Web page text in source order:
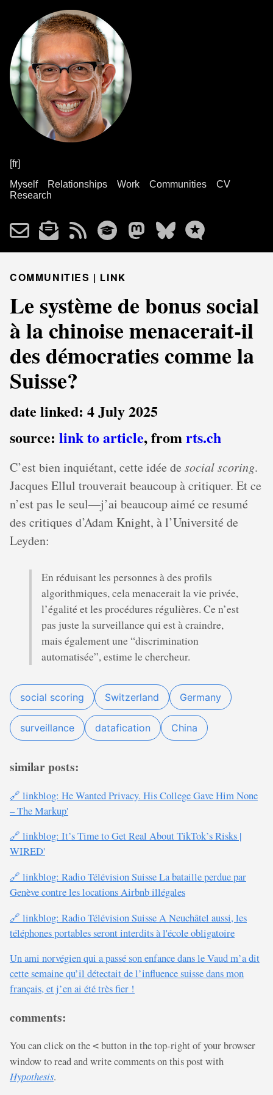
[fr]
Myself
Relationships Work Communities
CV
Research
COMMUNITIES | LINK
Le système de bonus social
à la chinoise menacerait-il
des démocraties comme la
Suisse?
date linked: 4 July 2025
source: link to article, fromrts.ch
C’est bien inquiétant, cette idée de social scoring.
Jacques Ellul trouverait beaucoup à critiquer. Et ce
n’est pas le seul—j’ai beaucoup aimé ce resumé
des critiques d’Adam Knight, à l’Université de
Leyden:
En réduisant les personnes à des profils
algorithmiques, cela menacerait la vie privée,
l’égalité et les procédures régulières. Ce n’est
pas juste la surveillance qui est à craindre,
mais également une “discrimination
automatisée”, estime le chercheur.
social scoring Switzerland Germany
surveillance datafication China
similar posts:
🔗 linkblog: He Wanted Privacy. His College Gave Him None
– The Markup'
🔗 linkblog: It’s Time to Get Real About TikTok’s Risks |
WIRED'
🔗 linkblog: Radio Télévision Suisse La bataille perdue par
Genève contre les locations Airbnb illégales
🔗 linkblog: Radio Télévision Suisse A Neuchâtel aussi, les
téléphones portables seront interdits à l'école obligatoire
Un ami norvégien qui a passé son enfance dans le Vaud m’a dit
cette semaine qu’il détectait de l’influence suisse dans mon
français, et j’en ai été très fier !
comments:
You can click on the < button in the top-right of your browser
window to read and write comments on this post with
Hypothesis.